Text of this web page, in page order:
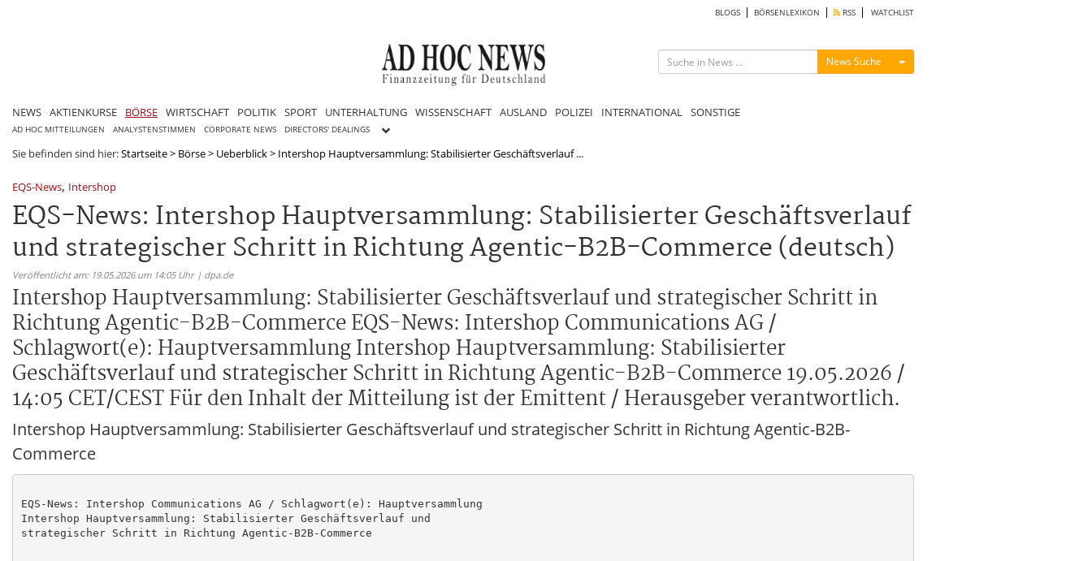
BLOGS BÖRSENLEXIKON RSS WATCHLIST
News Suche Menü ein-/ausblenden
NEWS AKTIENKURSE BÖRSE WIRTSCHAFT POLITIK SPORT UNTERHALTUNG WISSENSCHAFT AUSLAND POLIZEI INTERNATIONAL SONSTIGE
AD HOC MITTEILUNGEN ANALYSTENSTIMMEN CORPORATE NEWS DIRECTORS' DEALINGS
Sie befinden sind hier:Startseite> Börse> Ueberblick> Intershop Hauptversammlung: Stabilisierter Geschäftsverlauf ...
EQS-News, Intershop
EQS-News: Intershop Hauptversammlung: Stabilisierter Geschäftsverlauf
und strategischer Schritt in Richtung Agentic-B2B-Commerce (deutsch)
Veröffentlicht am: 19.05.2026 um 14:05 Uhr | dpa.de
Intershop Hauptversammlung: Stabilisierter Geschäftsverlauf und strategischer Schritt in
Richtung Agentic-B2B-Commerce EQS-News: Intershop Communications AG /
Schlagwort(e): Hauptversammlung Intershop Hauptversammlung: Stabilisierter
Geschäftsverlauf und strategischer Schritt in Richtung Agentic-B2B-Commerce 19.05.2026 /
14:05 CET/CEST Für den Inhalt der Mitteilung ist der Emittent / Herausgeber verantwortlich.
Intershop Hauptversammlung: Stabilisierter Geschäftsverlauf und strategischer Schritt in Richtung Agentic-B2B-
Commerce
EQS-News: Intershop Communications AG / Schlagwort(e): Hauptversammlung
Intershop Hauptversammlung: Stabilisierter Geschäftsverlauf und
strategischer Schritt in Richtung Agentic-B2B-Commerce